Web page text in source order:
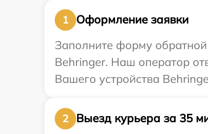
1
Оформление заявки
Заполните форму
Behringer. Наш оператор
Вашего устройства
2
Выезд курьера за 35